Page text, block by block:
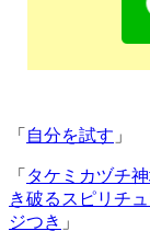
「 自分を試す 」
「 タケミカヅチ
き破るスピリチ
ジつき 」